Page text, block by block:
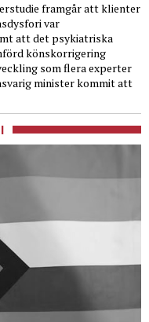
framgår att klienter
var
att det psykiatriska
könskorrigering
som flera experter
minister kommit att